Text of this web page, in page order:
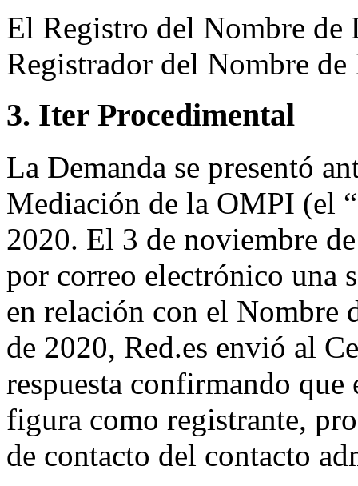
El Registro del Nombre de
Registrador del Nombre
3. Iter Procedimental
La Demanda se presentó
Mediación de la OMPI (el
2020. El 3 de noviembre
por correo electrónico una
en relación con el Nombre
de 2020, Red.es envió al
respuesta confirmando que
figura como registrante,
de contacto del contacto